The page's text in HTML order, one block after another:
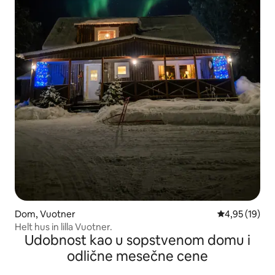
Dom, Vuotner Prosečna
4,95 (19)
Helt hus in lilla Vuotner.
Udobnost kao u sopstvenom domu i
odlične mesečne cene